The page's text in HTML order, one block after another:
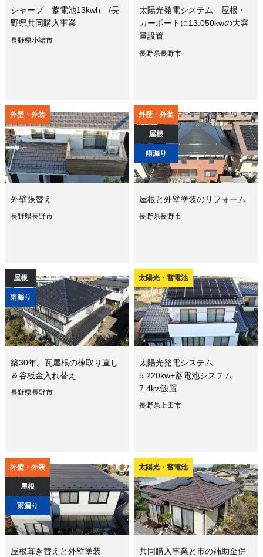
シャープ 蓄電池13kwh /長
野県共同購入事業
長野県小諸市
太陽光発電システム 屋根・
カーポートに13.050kwの大容
量設置
長野県長野市
外壁・外装
外壁張替え
長野県長野市
外壁・外装
屋根
雨漏り
屋根と外壁塗装のリフォーム
長野県長野市
屋根
雨漏り
築30年。瓦屋根の棟取り直し
＆谷板金入れ替え
長野県長野市
太陽光・蓄電池
太陽光発電システム
5.220kw+蓄電池システム
7.4kw設置
長野県上田市
外壁・外装
屋根
雨漏り
屋根葺き替えと外壁塗装
太陽光・蓄電池
共同購入事業と市の補助金併